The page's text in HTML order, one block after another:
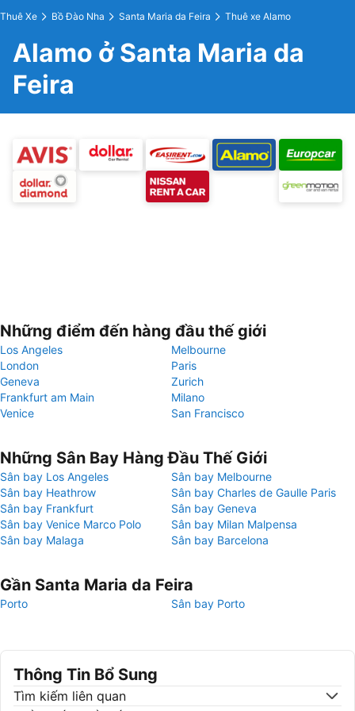
Thuê Xe Bồ Đào Nha Santa Maria da Feira Thuê xe Alamo
Alamo ở Santa Maria da
Feira
Những điểm đến hàng đầu thế giới
Los Angeles
Melbourne
London
Paris
Geneva
Zurich
Frankfurt am Main
Milano
Venice
San Francisco
Những Sân Bay Hàng Đầu Thế Giới
Sân bay Los Angeles
Sân bay Melbourne
Sân bay Heathrow
Sân bay Charles de Gaulle Paris
Sân bay Frankfurt
Sân bay Geneva
Sân bay Venice Marco Polo
Sân bay Milan Malpensa
Sân bay Malaga
Sân bay Barcelona
Gần Santa Maria da Feira
Porto Sân bay Porto
Thông Tin Bổ Sung
Tìm kiếm liên quan